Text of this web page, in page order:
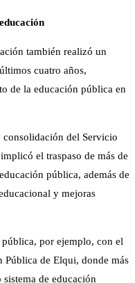
también realizó un
cuatro años,
de la educación pública en
consolidación del Servicio
el traspaso de más de
pública, además de
y mejoras
por ejemplo, con el
Pública de Elqui, donde más
de educación